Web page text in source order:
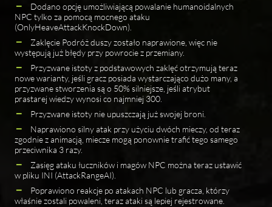
Dodano opcję umożliwiającą powalanie humanoidalnych
NPC tylko za pomocą mocnego ataku
(OnlyHeaveAttackKnockDown).
Zaklęcie Podróż duszy zostało naprawione, więc nie
występują już błędy przy powrocie z przemiany.
Przyzwane istoty z podstawowych zaklęć otrzymują teraz
nowe warianty, jeśli gracz posiada wystarczająco dużo many, a
przyzwane stworzenia są o 50% silniejsze, jeśli atrybut
prastarej wiedzy wynosi co najmniej 300.
Przyzwane istoty nie upuszczają już swojej broni.
Naprawiono silny atak przy użyciu dwóch mieczy, od teraz
zgodnie z animacją, miecze mogą ponownie trafić tego samego
przeciwnika 3 razy.
Zasięg ataku łuczników i magów NPC można teraz ustawić
w pliku INI (AttackRangeAI).
Poprawiono reakcje po atakach NPC lub gracza, którzy
właśnie zostali powaleni, teraz ataki są lepiej rejestrowane.